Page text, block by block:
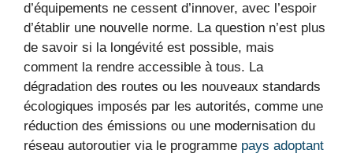
d’équipements ne cessent d’innover, avec l’espoir
d’établir une nouvelle norme. La question n’est plus
de savoir si la longévité est possible, mais
comment la rendre accessible à tous. La
dégradation des routes ou les nouveaux standards
écologiques imposés par les autorités, comme une
réduction des émissions ou une modernisation du
réseau autoroutier via le programme pays adoptant